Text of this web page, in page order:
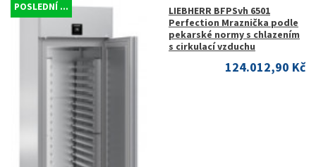
POSLEDNÍ ...
LIEBHERR BFPSvh 6501
Perfection Mraznička podle
pekarské normy s chlazením
s cirkulací vzduchu
124.012,90 Kč